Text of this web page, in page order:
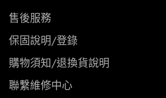
售後服務
保固說明/登錄
購物須知/退換貨說明
聯繫維修中心